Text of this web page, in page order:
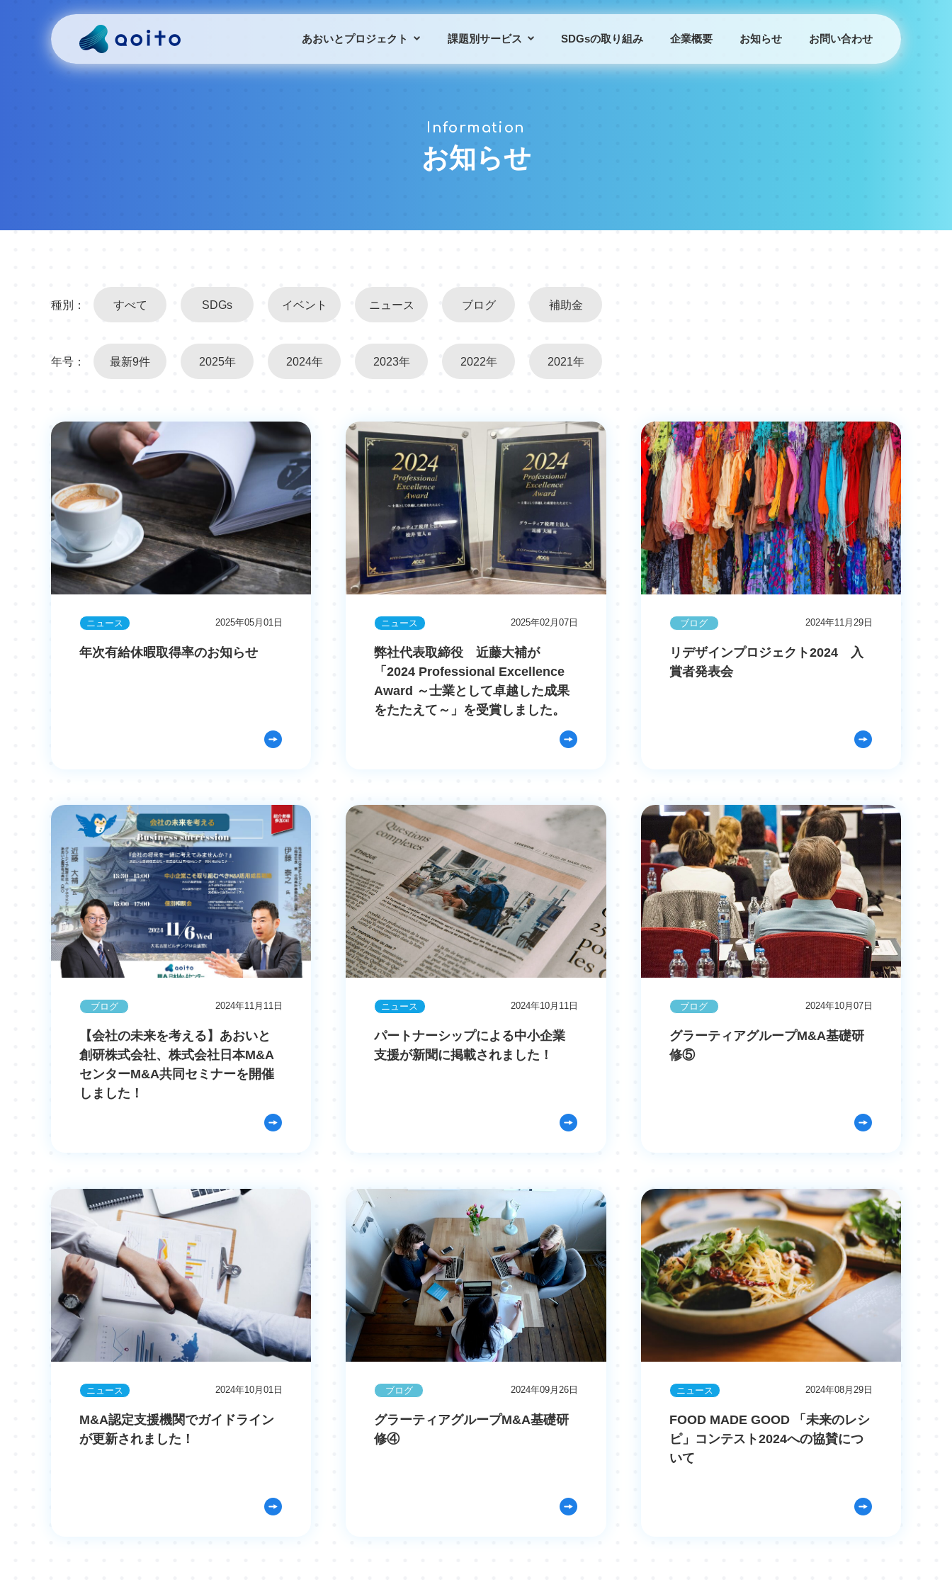
あおいとプロジェクト 課題別サービス
導入事例
SDGsの取り組み 企業概要 お知らせ お問い合わせ
Information
お知らせ
種別： すべて SDGs イベント ニュース ブログ 補助金
年号： 最新9件 2025年 2024年 2023年 2022年 2021年
ニュース 2025年05月01日
年次有給休暇取得率のお知らせ
ニュース 2025年02月07日
弊社代表取締役 近藤大補が
「2024 Professional Excellence
Award ～士業として卓越した成果
をたたえて～」を受賞しました。
ブログ 2024年11月29日
リデザインプロジェクト2024 入
賞者発表会
ブログ 2024年11月11日
【会社の未来を考える】あおいと
創研株式会社、株式会社日本M&A
センターM&A共同セミナーを開催
しました！
ニュース 2024年10月11日
パートナーシップによる中小企業
支援が新聞に掲載されました！
ブログ 2024年10月07日
グラーティアグループM&A基礎研
修⑤
ニュース 2024年10月01日
M&A認定支援機関でガイドライン
が更新されました！
ブログ 2024年09月26日
グラーティアグループM&A基礎研
修④
ニュース 2024年08月29日
FOOD MADE GOOD 「未来のレシ
ピ」コンテスト2024への協賛につ
いて